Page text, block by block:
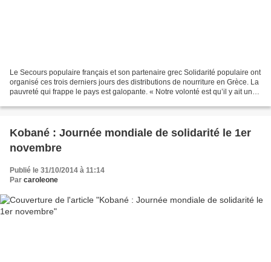
Le Secours populaire français et son partenaire grec Solidarité populaire ont
organisé ces trois derniers jours des distributions de nourriture en Grèce. La
pauvreté qui frappe le pays est galopante. « Notre volonté est qu’il y ait un
Kobané : Journée mondiale de solidarité le 1er
novembre
Publié le 31/10/2014 à 11:14
Par caroleone